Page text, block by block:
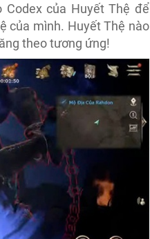
của Huyết Thệ để
của mình. Huyết Thệ nào
theo tương ứng!